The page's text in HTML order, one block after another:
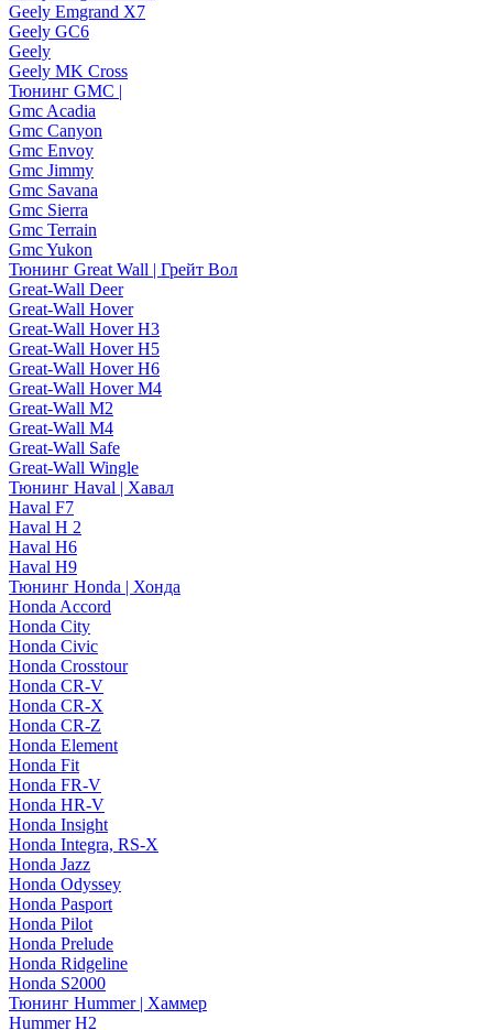
Geely Emgrand X7
Geely GC6
Geely
Geely MK Cross
Тюнинг GMC |
Gmc Acadia
Gmc Canyon
Gmc Envoy
Gmc Jimmy
Gmc Savana
Gmc Sierra
Gmc Terrain
Gmc Yukon
Тюнинг Great Wall | Грейт Вол
Great-Wall Deer
Great-Wall Hover
Great-Wall Hover H3
Great-Wall Hover H5
Great-Wall Hover H6
Great-Wall Hover M4
Great-Wall M2
Great-Wall M4
Great-Wall Safe
Great-Wall Wingle
Тюнинг Haval | Хавал
Haval F7
Haval H 2
Haval H6
Haval H9
Тюнинг Honda | Хонда
Honda Accord
Honda City
Honda Civic
Honda Crosstour
Honda CR-V
Honda CR-X
Honda CR-Z
Honda Element
Honda Fit
Honda FR-V
Honda HR-V
Honda Insight
Honda Integra, RS-X
Honda Jazz
Honda Odyssey
Honda Pasport
Honda Pilot
Honda Prelude
Honda Ridgeline
Honda S2000
Тюнинг Hummer | Хаммер
Hummer H2